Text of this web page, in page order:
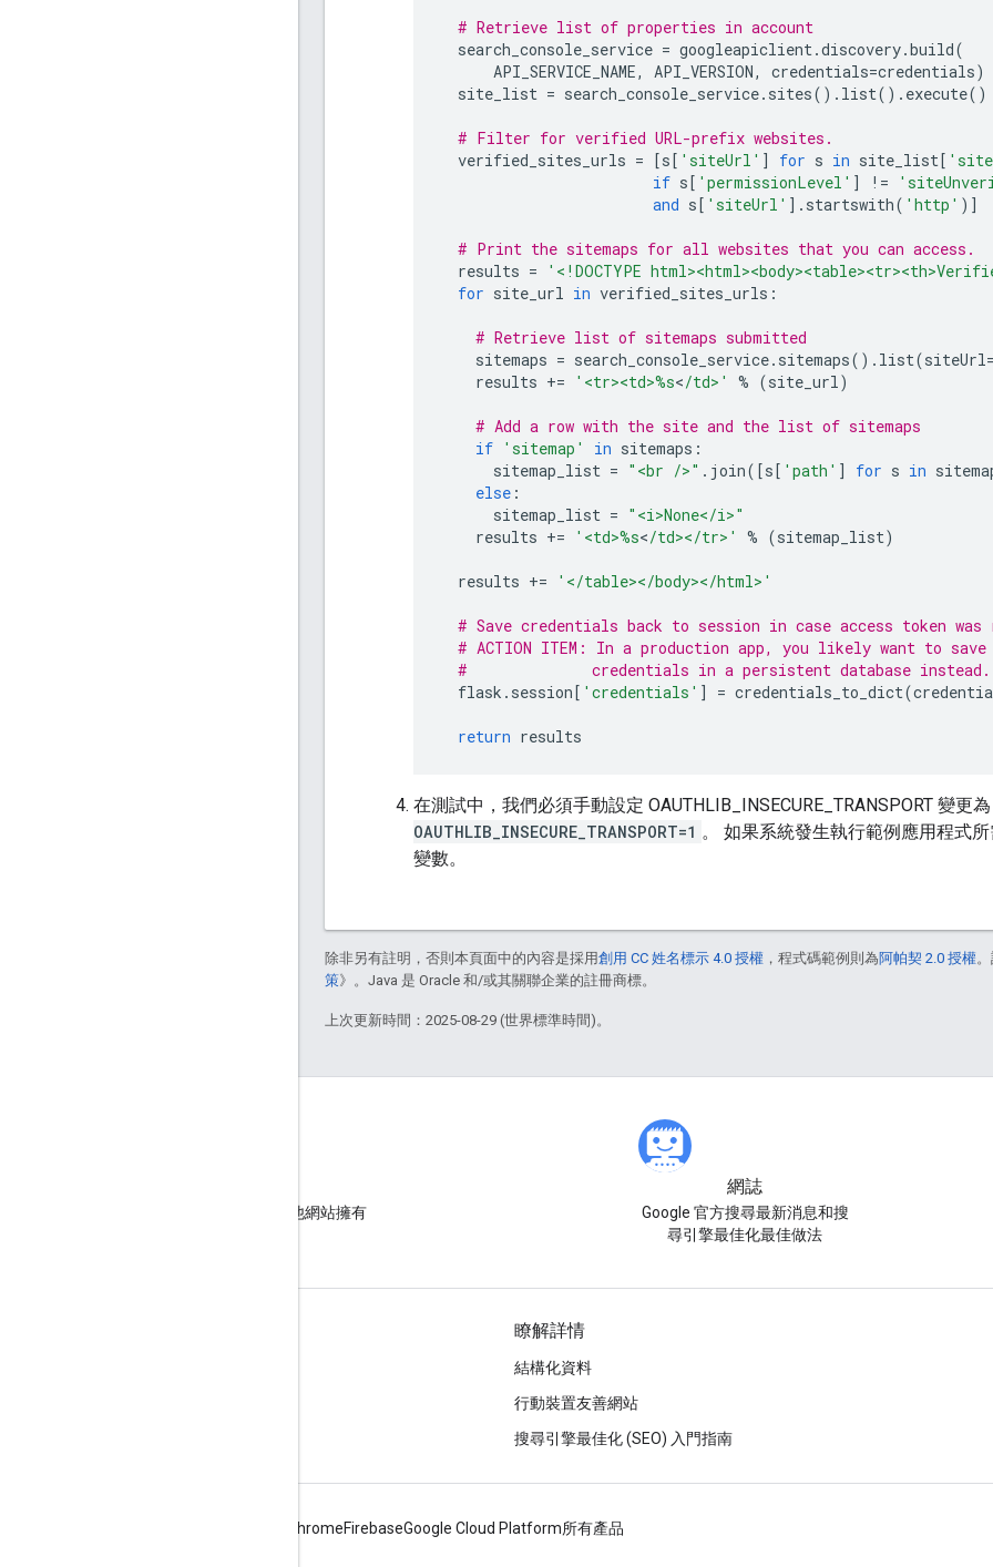
# Retrieve list of properties in account
search_console_service = googleapiclient.discovery.build(
API_SERVICE_NAME, API_VERSION, credentials=credentials)
site_list = search_console_service. sites() . list() . execute()
# Filter for verified URL-prefix websites.
verified_sites_urls = [s[ 'siteUrl' ] for s in site_list[
if s[ 'permissionLevel' ] !=
and s[ 'siteUrl' ] . startswith( 'http' )]
# Print the sitemaps for all websites that you can access.
results =
'<!DOCTYPE
for site_url in verified_sites_urls :
# Retrieve list of sitemaps submitted
sitemaps = search_console_service. sitemaps() . list(siteUrl
results += '<tr><td>%s</td>' % (site_url)
# Add a row with the site and the list of sitemaps
if 'sitemap' in sitemaps :
sitemap_list = "<br />" . join([s[ 'path' ] for s in
else :
sitemap_list = "<i>None</i>"
results += '<td>%s</td></tr>' % (sitemap_list)
results += '</table></body></html>'
# Save credentials back to session in case access token was
# ACTION ITEM: In a production app, you likely want to save
#              credentials in a persistent database instead.
flask . session[ 'credentials' ] = credentials_to_dict(
return results
在測試中，我們必須手動設定 OAUTHLIB_INSECURE_TRANSPORT 變更
OAUTHLIB_INSECURE_TRANSPORT=1 。 如果系統發生執行範例應用程式
變數。
除非另有註明，否則本頁面中的內容是採用創用 CC 姓名標示 4.0 授權 ，程式碼範例則為阿帕契 2.0 授權
策》。Java 是 Oracle 和/或其關聯企業的註冊商標。
上次更新時間：2025-08-29 (世界標準時間)。
尋找解答，並與其他網站擁有
網誌
Google 官方搜尋最新消息和搜
尋引擎最佳化最佳做法
瞭解詳情
結構化資料
行動裝置友善網站
搜尋引擎最佳化 (SEO) 入門指南
ChromeFirebaseGoogle Cloud Platform所有產品